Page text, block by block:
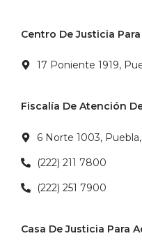
Centro De Justicia
17 Poniente 1919,
Fiscalía De Atención
6 Norte 1003,
(222) 211 7800
(222) 251 7900
Casa De Justicia Para